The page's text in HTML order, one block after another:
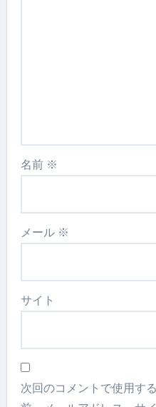
名前 ※
メール ※
サイト
次回のコメントで使用す